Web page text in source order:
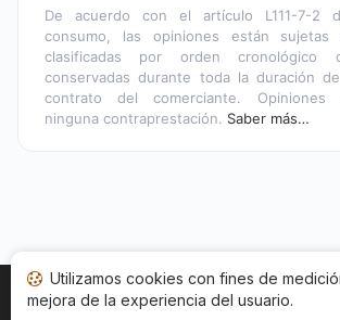
De acuerdo con el artículo L111-7-2
consumo, las opiniones están
clasificadas por orden cronológico
conservadas durante toda la duración
contrato del comerciante. Opiniones
ninguna contraprestación. Saber más…
Inicio Estado opiniones
Utilizamos cookies con fines de
mejora de la experiencia del usuario.